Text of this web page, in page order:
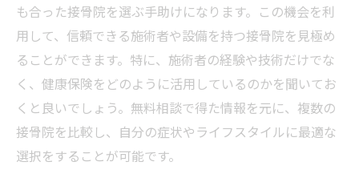
も合った接骨院を選ぶ手助けになります。この機会を利
用して、信頼できる施術者や設備を持つ接骨院を見極め
ることができます。特に、施術者の経験や技術だけでな
く、健康保険をどのように活用しているのかを聞いてお
くと良いでしょう。無料相談で得た情報を元に、複数の
接骨院を比較し、自分の症状やライフスタイルに最適な
選択をすることが可能です。